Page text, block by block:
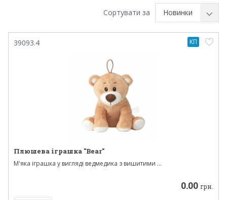
Сортувати за Новинки
39093.4
Плюшева іграшка "Bear"
М'яка іграшка у вигляді ведмедика з вишитими ...
0.00 грн.
КП